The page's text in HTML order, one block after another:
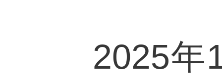
2025年10